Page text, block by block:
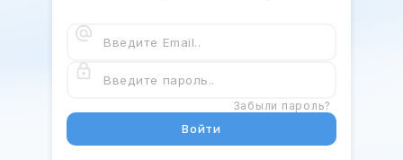
Забыли пароль?
Войти